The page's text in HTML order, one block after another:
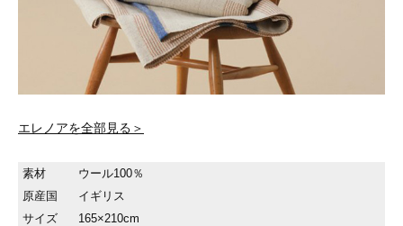
エレノアを全部見る＞
素材
ウール100％
原産国
イギリス
サイズ
165×210cm